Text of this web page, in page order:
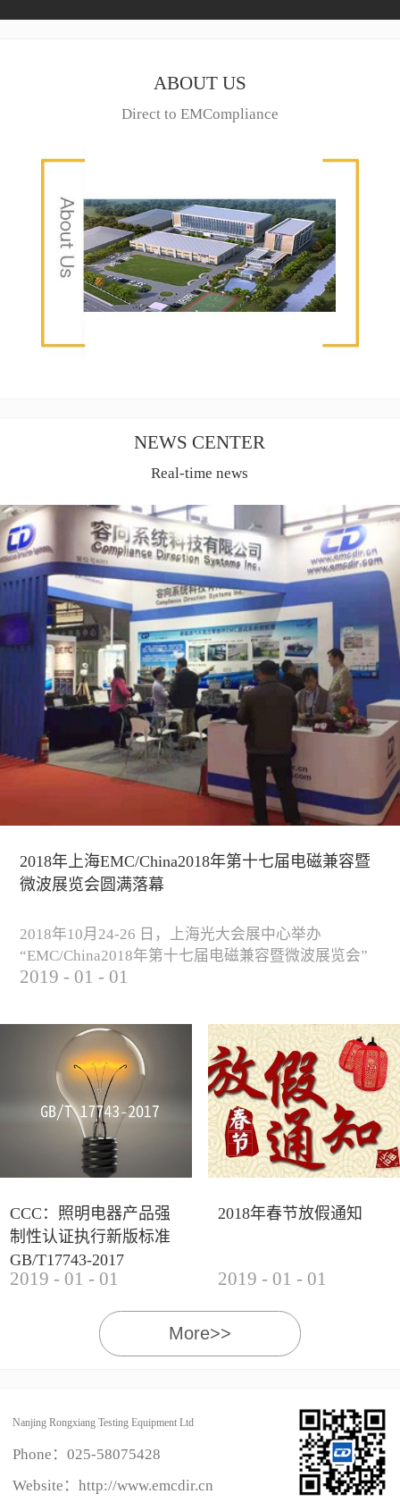
ABOUT US
Direct to EMCompliance
NEWS CENTER
Real-time news
2018年上海EMC/China2018年第十七届电磁兼容暨
微波展览会圆满落幕
2018年10月24-26 日，上海光大会展中心举办
“EMC/China2018年第十七届电磁兼容暨微波展览会”
圆满落幕。我公司与来自军工、汽车、科研院校、通
状与未来，并展出测试、整改等行业尖端设备，吸引
业内外人士参观驻足。展会期间我公司举办了《电磁
兼容测试和设计技术》技术讲座，本次讲座同时特邀
德国Langer公司资深工程师Lars Glaesser...
2019 - 01 - 01
CCC：照明电器产品强
制性认证执行新版标准
GB/T17743-2017
2019 - 01 - 01
2018年春节放假通知
2019 - 01 - 01
More>>
Nanjing Rongxiang Testing Equipment Ltd
Phone： 025-58075428
Website：http://www.emcdir.cn